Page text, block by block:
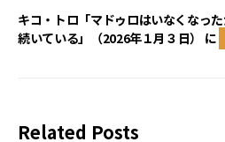
キコ・トロ「マドゥロはいなくなっ
続いている」（2026年１月３日）
に
Related Posts